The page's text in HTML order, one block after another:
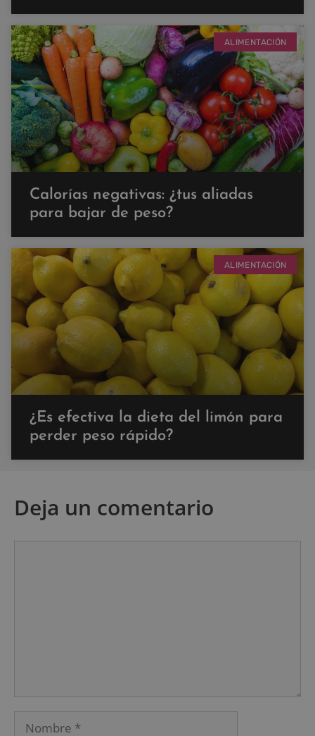
ALIMENTACIÓN
Calorías negativas: ¿tus aliadas
para bajar de peso?
ALIMENTACIÓN
¿Es efectiva la dieta del limón para
perder peso rápido?
Deja un comentario